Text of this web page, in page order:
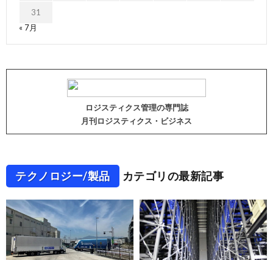
31
« 7月
ロジスティクス管理の専門誌
月刊ロジスティクス・ビジネス
テクノロジー/製品 カテゴリの最新記事